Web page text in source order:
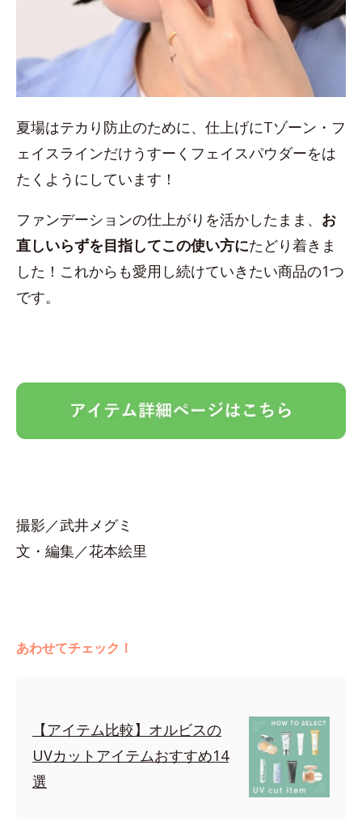
夏場はテカり防止のために、仕上げにTゾーン・フ
ェイスラインだけうすーくフェイスパウダーをは
たくようにしています！
ファンデーションの仕上がりを活かしたまま、 お
直しいらずを目指してこの使い方にたどり着きま
した！これからも愛用し続けていきたい商品の1つ
です。
撮影／武井メグミ
文・編集／花本絵里
あわせてチェック！
【アイテム比較】オルビスの
UVカットアイテムおすすめ14
選